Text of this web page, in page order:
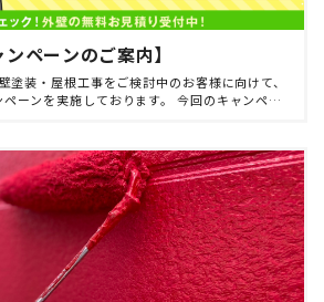
ペーンのご案内】
塗装・屋根工事をご検討中のお客様に向けて、
ーンを実施しております。 今回のキャンペー